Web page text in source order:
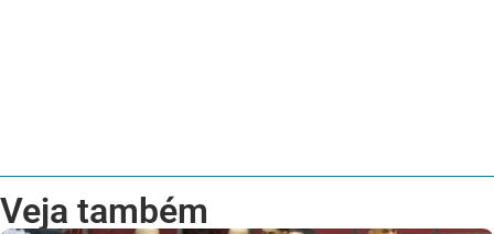
Veja também